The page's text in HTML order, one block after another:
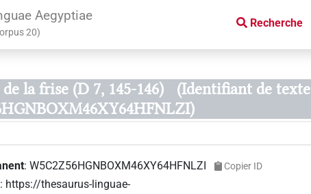
Aegyptiae
20)
Recherche
la frise (D 7, 145-146)
(Identifiant de texte
:W5C2Z56HGNBOXM46XY64HFNLZI Copier ID
: https://thesaurus-linguae-